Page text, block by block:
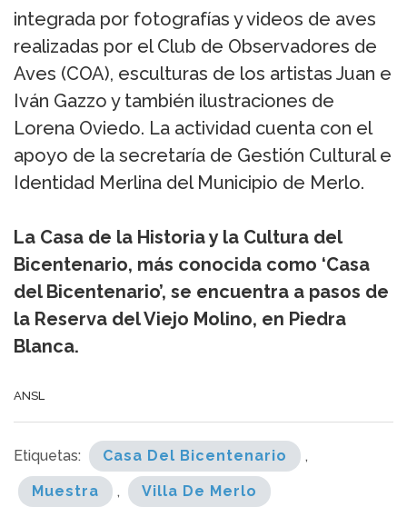
integrada por fotografías y videos de aves
realizadas por el Club de Observadores de
Aves (COA), esculturas de los artistas Juan e
Iván Gazzo y también ilustraciones de
Lorena Oviedo. La actividad cuenta con el
apoyo de la secretaría de Gestión Cultural e
Identidad Merlina del Municipio de Merlo.
La Casa de la Historia y la Cultura del
Bicentenario, más conocida como ‘Casa
del Bicentenario’, se encuentra a pasos de
la Reserva del Viejo Molino, en Piedra
Blanca.
ANSL
Etiquetas: Casa Del Bicentenario ,
Muestra , Villa De Merlo